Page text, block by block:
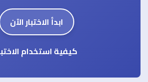
ابدأ الاختبار الآن
كيفية استخدام